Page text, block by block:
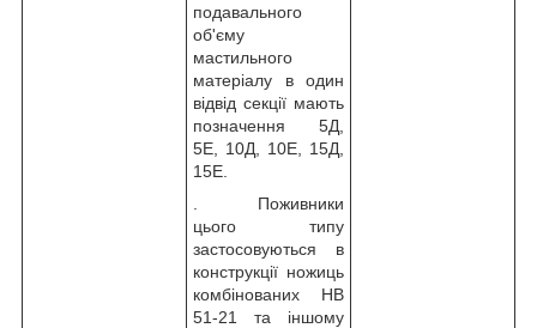
подавального
об'єму
мастильного
матеріалу в один
відвід секції мають
позначення 5Д,
5Е, 10Д, 10Е, 15Д,
15Е.
. Поживники
цього типу
застосовуються в
конструкції ножиць
комбінованих НВ
51-21 та іншому